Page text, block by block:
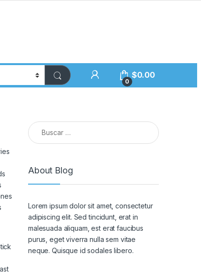
0
$0.00
Buscar:
About Blog
Lorem ipsum dolor sit amet, consectetur
adipiscing elit. Sed tincidunt, erat in
malesuada aliquam, est erat faucibus
purus, eget viverra nulla sem vitae
neque. Quisque id sodales libero.